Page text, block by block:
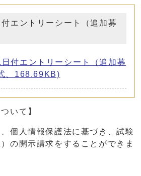
エントリーシート（追加募
付エントリーシート（追加募
、168.69KB)
いて】
個人情報保護法に基づき、試験
の開示請求をすることができま